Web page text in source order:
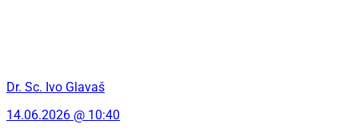
Dr. Sc. Ivo Glavaš
14.06.2026 @ 10:40